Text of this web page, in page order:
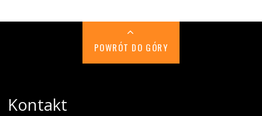
POWRÓT DO GÓRY
Kontakt